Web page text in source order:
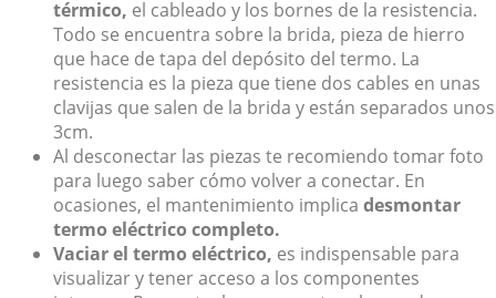
térmico, el cableado y los bornes de la resistencia.
Todo se encuentra sobre la brida, pieza de hierro
que hace de tapa del depósito del termo. La
resistencia es la pieza que tiene dos cables en unas
clavijas que salen de la brida y están separados unos
3cm.
Al desconectar las piezas te recomiendo tomar foto
para luego saber cómo volver a conectar. En
ocasiones, el mantenimiento implica desmontar
termo eléctrico completo.
Vaciar el termo eléctrico, es indispensable para
visualizar y tener acceso a los componentes